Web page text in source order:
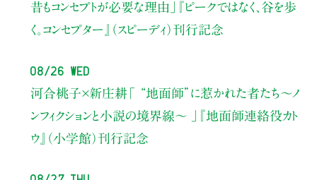
昔もコンセプトが必要な理由」
『ピークではなく、谷を歩
く。コンセプター』（スピーディ）刊行記念
08/26 Wed
河合桃子×新庄耕「 “地面師”に惹かれた者たち〜ノ
ンフィクションと小説の境界線〜 」
『地面師連絡役カト
ウ』（小学館）刊行記念